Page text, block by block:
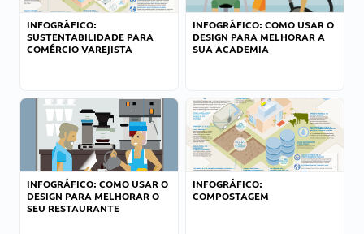
INFOGRÁFICO:
SUSTENTABILIDADE PARA
COMÉRCIO VAREJISTA
INFOGRÁFICO: COMO USAR O
DESIGN PARA MELHORAR A
SUA ACADEMIA
INFOGRÁFICO: COMO USAR O
DESIGN PARA MELHORAR O
SEU RESTAURANTE
INFOGRÁFICO:
COMPOSTAGEM